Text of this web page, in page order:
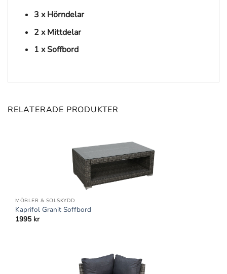
3 x Hörndelar
2 x Mittdelar
1 x Soffbord
RELATERADE PRODUKTER
MÖBLER & SOLSKYDD
Kaprifol Granit Soffbord
1995 kr